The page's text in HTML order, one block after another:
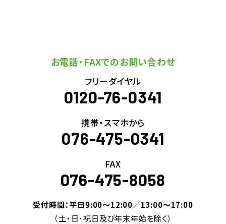
お電話・FAXでのお問い合わせ
フリーダイヤル
0120-76-0341
携帯・スマホから
076-475-0341
FAX
076-475-8058
受付時間：平日9:00～12:00／13:00～17:00
（土・日・祝日及び年末年始を除く）